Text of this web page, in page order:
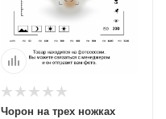
Чорон на трех ножках